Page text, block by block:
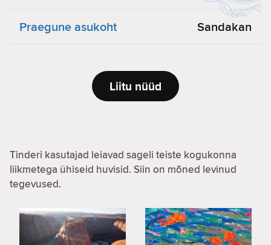
Praegune asukoht Sandakan
Liitu nüüd
Tinderi kasutajad leiavad sageli teiste kogukonna
liikmetega ühiseid huvisid. Siin on mõned levinud
tegevused.